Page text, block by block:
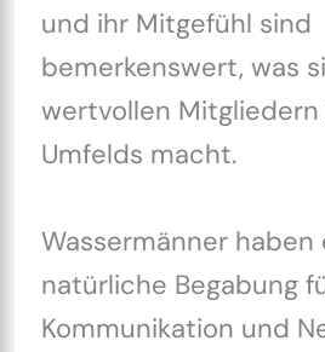
und ihr Mitgefühl sind
bemerkenswert, was
wertvollen Mitgliedern
Umfelds macht.
Wassermänner haben
natürliche Begabung
Kommunikation und